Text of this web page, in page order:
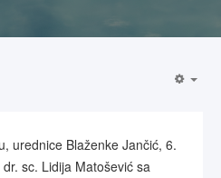
urednice Blaženke Jančić, 6.
sc. Lidija Matošević sa